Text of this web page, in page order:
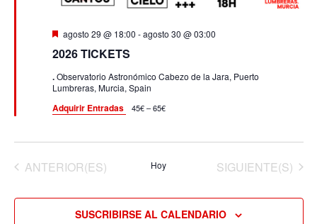
2026 TICKETS
D
s
a
c
d
agosto 29 @ 18:00 -agosto 30 @ 03:00
.Observatorio Astronómico Cabezo de la Jara, Puerto
Lumbreras, Murcia, Spain
Adquirir Entradas 45€ – 65€
EVENTOS
ANTERIOR(ES) Hoy EVENTOS
SIGUIENTE(S)
SUSCRIBIRSE AL CALENDARIO